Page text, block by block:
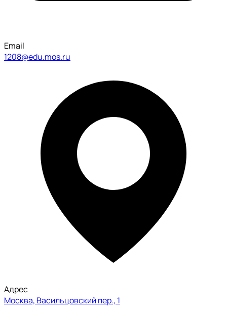
Email
1208@edu.mos.ru
Адрес
Москва, Васильцовский пер., 1